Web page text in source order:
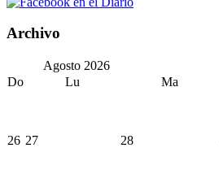
Archivo
Agosto 2026
Do
Lu Ma
26 27 28